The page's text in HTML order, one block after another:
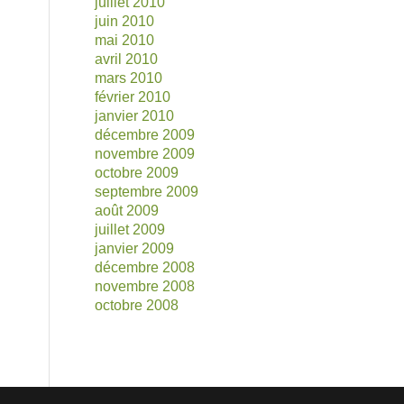
juin 2010
mai 2010
avril 2010
mars 2010
février 2010
janvier 2010
décembre 2009
novembre 2009
octobre 2009
septembre 2009
août 2009
juillet 2009
janvier 2009
décembre 2008
novembre 2008
octobre 2008